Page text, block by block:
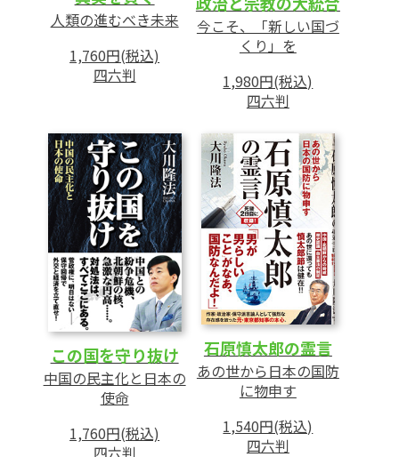
人類の進むべき未来
1,760円(税込)
四六判
今こそ、「新しい国づ
くり」を
1,980円(税込)
四六判
この国を守り抜け
中国の民主化と日本の
使命
1,760円(税込)
石原慎太郎の霊言
あの世から日本の国防
に物申す
1,540円(税込)
四六判